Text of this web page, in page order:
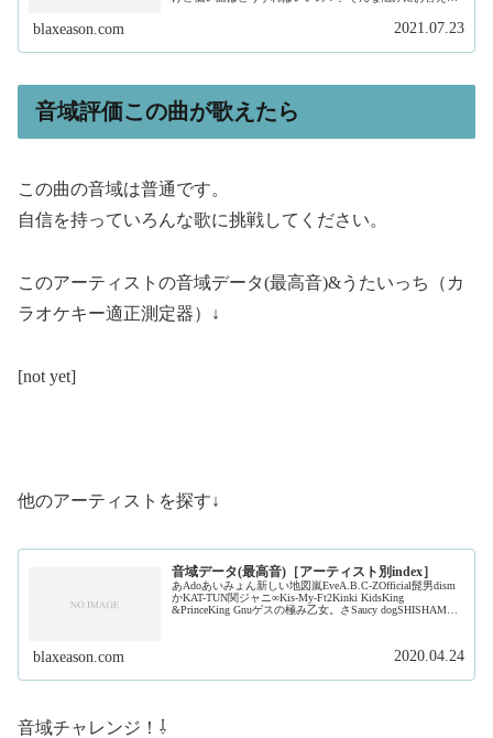
blaxeason.com 2021.07.23
音域評価この曲が歌えたら
この曲の音域は普通です。
自信を持っていろんな歌に挑戦してください。
このアーティストの音域データ(最高音)&うたいっち（カ
ラオケキー適正測定器）↓
[not yet]
他のアーティストを探す↓
音域データ(最高音)［アーティスト別index］
あAdoあいみょん新しい地図嵐EveA.B.C-ZOfficial髭男dism
かKAT-TUN関ジャニ∞Kis-My-Ft2Kinki KidsKing
&PrinceKing Gnuゲスの極み乙女。さSaucy dogSHISHAMO
blaxeason.com 2020.04.24
音域チャレンジ！⇩